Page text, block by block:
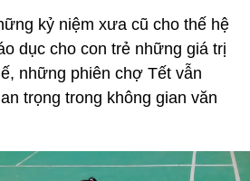
kỷ niệm xưa cũ cho thế hệ
dục cho con trẻ những giá trị
những phiên chợ Tết vẫn
trọng trong không gian văn